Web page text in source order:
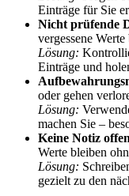
Einträge für Sie
Nicht prüfende
vergessene
Lösung:
Einträge und
oder gehen
Lösung:
machen Sie –
Keine Notiz
Werte bleiben
Lösung:
gezielt zu den